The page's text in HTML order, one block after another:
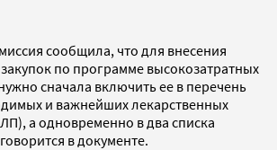
сообщила, что для внесения
по программе высокозатратных
сначала включить ее в перечень
и важнейших лекарственных
а одновременно в два списка
в документе.